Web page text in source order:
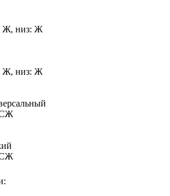
Ж, низ: Ж
Ж, низ: Ж
СЖ
СЖ